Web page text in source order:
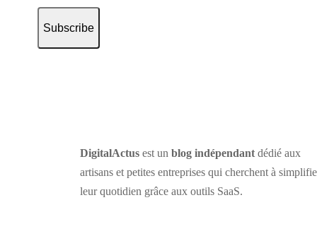
Subscribe
DigitalActus est un blog indépendant dédié aux
artisans et petites entreprises qui cherchent à
leur quotidien grâce aux outils SaaS.